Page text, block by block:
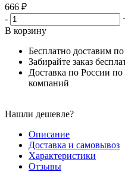
666 ₽
-
В корзину
Бесплатно доставим
Забирайте заказ
Доставка по России
компаний
Нашли дешевле?
Описание
Доставка и самовывоз
Характеристики
Отзывы